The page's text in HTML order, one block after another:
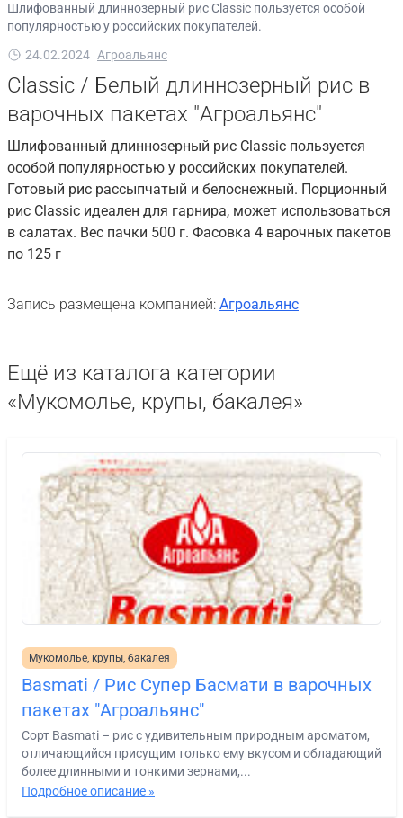
Шлифованный длиннозерный рис Classic пользуется особой
популярностью у российских покупателей.
24.02.2024 Агроальянс
Classic / Белый длиннозерный рис в
варочных пакетах "Агроальянс"
Шлифованный длиннозерный рис Classic пользуется
особой популярностью у российских покупателей.
Готовый рис рассыпчатый и белоснежный. Порционный
рис Classic идеален для гарнира, может использоваться
в салатах. Вес пачки 500 г. Фасовка 4 варочных пакетов
по 125 г
Запись размещена компанией: Агроальянс
Ещё из каталога категории
«Мукомолье, крупы, бакалея»
Мукомолье, крупы, бакалея
Basmati / Рис Супер Басмати в варочных
пакетах "Агроальянс"
Сорт Basmati – рис с удивительным природным ароматом,
отличающийся присущим только ему вкусом и обладающий
более длинными и тонкими зернами,...
Подробное описание »